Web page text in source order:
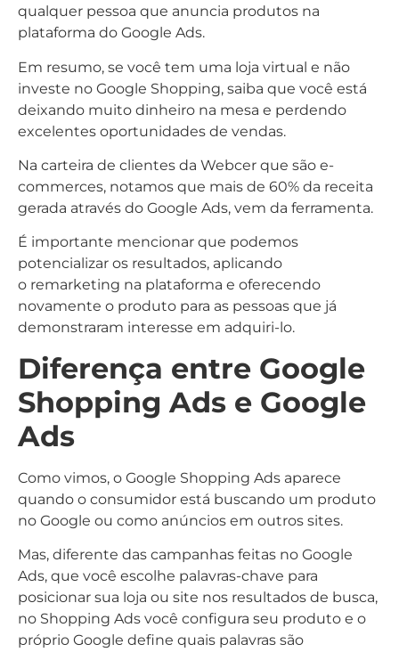
qualquer pessoa que anuncia produtos na
plataforma do Google Ads.
Em resumo, se você tem uma loja virtual e não
investe no Google Shopping, saiba que você está
deixando muito dinheiro na mesa e perdendo
excelentes oportunidades de vendas.
Na carteira de clientes da Webcer que são e-
commerces, notamos que mais de 60% da receita
gerada através do Google Ads, vem da ferramenta.
É importante mencionar que podemos
potencializar os resultados, aplicando
o remarketing na plataforma e oferecendo
novamente o produto para as pessoas que já
demonstraram interesse em adquiri-lo.
Diferença entre Google
Shopping Ads e Google
Ads
Como vimos, o Google Shopping Ads aparece
quando o consumidor está buscando um produto
no Google ou como anúncios em outros sites.
Mas, diferente das campanhas feitas no Google
Ads, que você escolhe palavras-chave para
posicionar sua loja ou site nos resultados de busca,
no Shopping Ads você configura seu produto e o
próprio Google define quais palavras são